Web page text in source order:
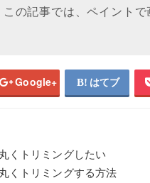
の記事では、ペイント
Google+ はてブ
くトリミングしたい
くトリミングする方法